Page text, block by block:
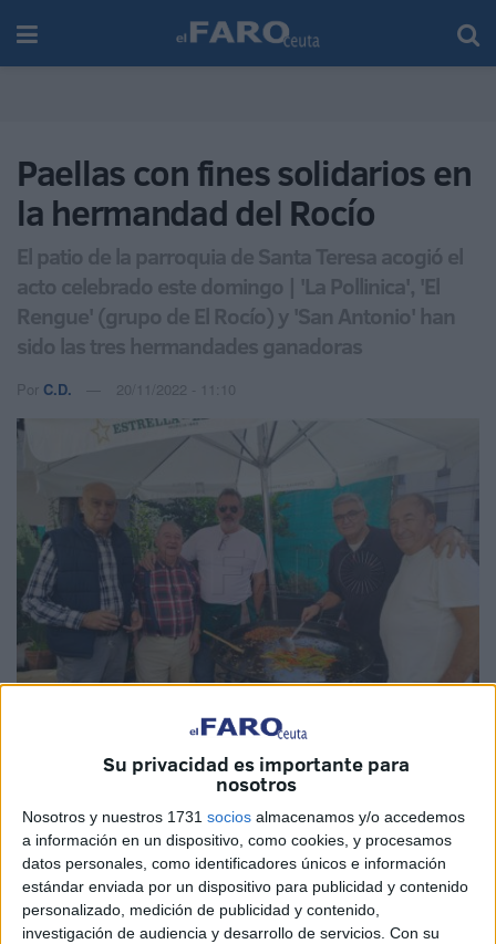
Su privacidad es importante para
nosotros
Nosotros y nuestros 1731 socios almacenamos y/o accedemos
a información en un dispositivo, como cookies, y procesamos
datos personales, como identificadores únicos e información
estándar enviada por un dispositivo para publicidad y contenido
personalizado, medición de publicidad y contenido,
investigación de audiencia y desarrollo de servicios. Con su
Paellas con fines solidarios en
la hermandad del Rocío
El patio de la parroquia de Santa Teresa acogió el
acto celebrado este domingo | 'La Pollinica', 'El
Rengue' (grupo de El Rocío) y 'San Antonio' han
sido las tres hermandades ganadoras
Por C.D.
El patio de la parroquia de Santa Teresa ha sido testigo de
la celebración de la IV edición del concurso de paellas
organizado por lahermandaddel Rocío de Ceuta.